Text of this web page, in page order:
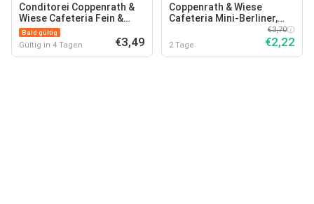
Conditorei Coppenrath &
Wiese Cafeteria Fein &
Sahnig
Bald gültig
Gültig in 4 Tagen €3,49
Coppenrath & Wiese
Cafeteria Mini-Berliner,
Strudel oder Sahnerollen
2 Tage
€3,70
€2,22